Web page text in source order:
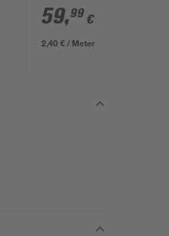
59,99 €
2,40 € / Meter